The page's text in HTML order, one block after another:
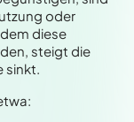
oder
diese
steigt die